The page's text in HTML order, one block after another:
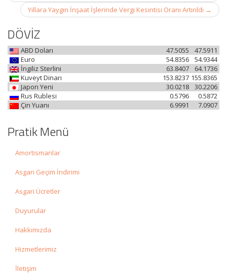
Yıllara Yaygın İnşaat İşlerinde Vergi Kesintisi Oranı Artırıldı →
DÖVİZ
ABD Doları 47.5911
47.5055
Euro
54.9344
54.8356
İngiliz Sterlini
64.1736
63.8407
Kuveyt Dinarı
155.8365
153.8237
Japon Yeni
30.2206
30.0218
Rus Rublesi
0.5872
0.5796
Çin Yuanı
7.0907
6.9991
Pratik Menü
Amortismanlar
Asgari Geçim İndirimi
Asgari Ücretler
Duyurular
Hakkımızda
Hizmetlerimiz
İletişim